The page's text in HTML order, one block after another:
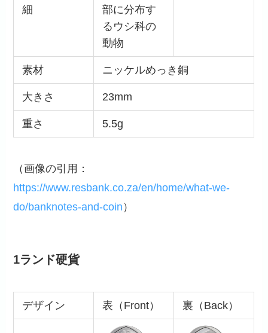
細
部に分布す
るウシ科の
動物
素材 ニッケルめっき銅
大きさ 23mm
重さ 5.5g
（画像の引用：
https://www.resbank.co.za/en/home/what-we-
do/banknotes-and-coin ）
1ランド硬貨
デザイン 表（Front） 裏（Back）